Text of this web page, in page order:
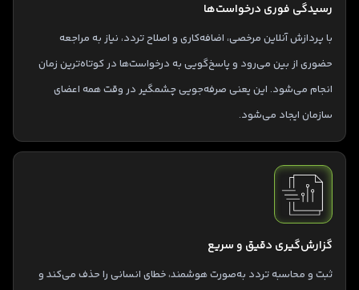
رسیدگی فوری درخواست‌ها
با پردازش آنلاین مرخصی، اضافه‌کاری و اصلاح تردد، نیاز به مراجعه
حضوری از بین می‌رود و پاسخ‌گویی به درخواست‌ها در کوتاه‌ترین زمان
انجام می‌شود. این یعنی صرفه‌جویی چشمگیر در وقت همه اعضای
سازمان ایجاد می‌شود.
گزارش‌گیری دقیق و سریع
ثبت و محاسبه تردد به‌صورت هوشمند، خطای انسانی را حذف می‌کند و